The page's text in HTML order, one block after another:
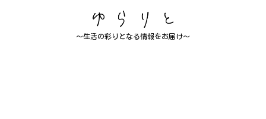
～生活の彩りとなる情報をお届け～